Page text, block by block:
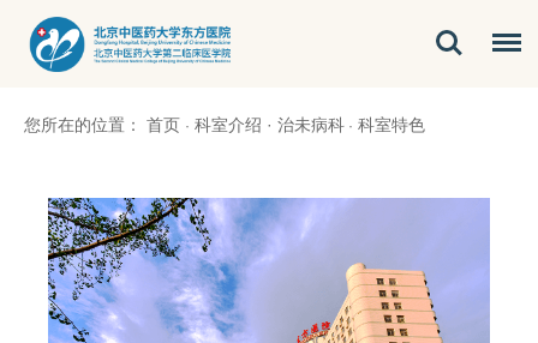
您所在的位置： 首页 · 科室介绍 · 治未病科 · 科室特色